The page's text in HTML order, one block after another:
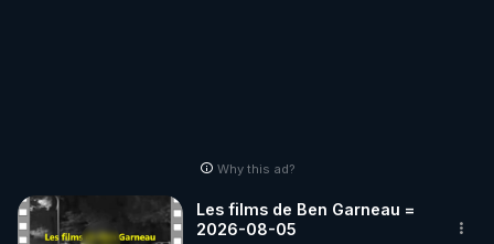
Why this ad?
Les films de Ben Garneau =
2026-08-05